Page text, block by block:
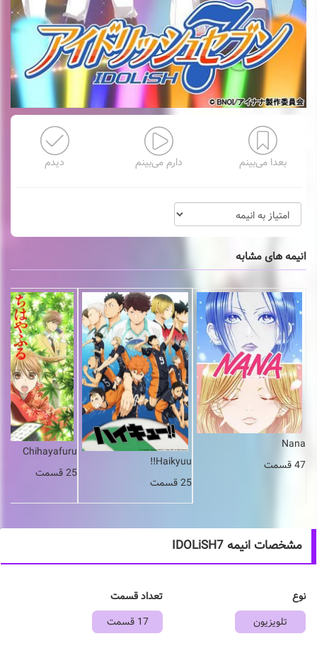
بعدا می‌بینم دارم می‌بینم دیدم
انیمه های مشابه
Nana
47 قسمت
Haikyuu!!
25 قسمت
Chihayafuru
25 قسمت
مشخصات انیمه IDOLiSH7
نوع
تلویزیون
تعداد قسمت
17 قسمت